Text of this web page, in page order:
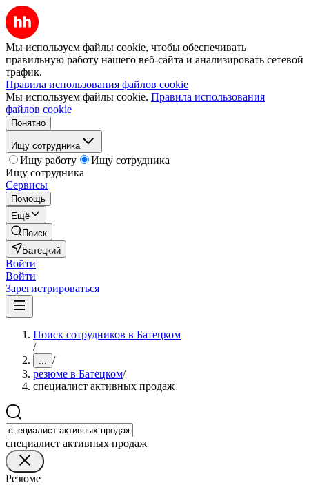
Мы используем файлы cookie, чтобы обеспечивать
правильную работу нашего веб-сайта и анализировать сетевой
трафик.
Правила использования файлов cookie
Мы используем файлы cookie. Правила использования
файлов cookie
Понятно
Ищу сотрудника
Ищу работу
Ищу сотрудника
Ищу сотрудника
Сервисы
Помощь
Ещё
Поиск
Батецкий
Войти
Войти
Зарегистрироваться
Поиск сотрудников в Батецком
/
... /
резюме в Батецком/
специалист активных продаж
специалист активных продаж
Резюме